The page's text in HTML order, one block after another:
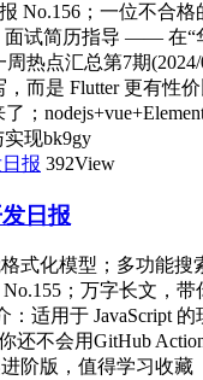
No.156；一位不合格
面试简历指导 —— 在“
热点汇总第7期(2024/
而是 Flutter 更有性价
；
现bk9gy
报 392View
日报
式化模型；多功能搜
；万字长文，带
：适用于 JavaScript
还不会用GitHub
阶版，值得学习收藏